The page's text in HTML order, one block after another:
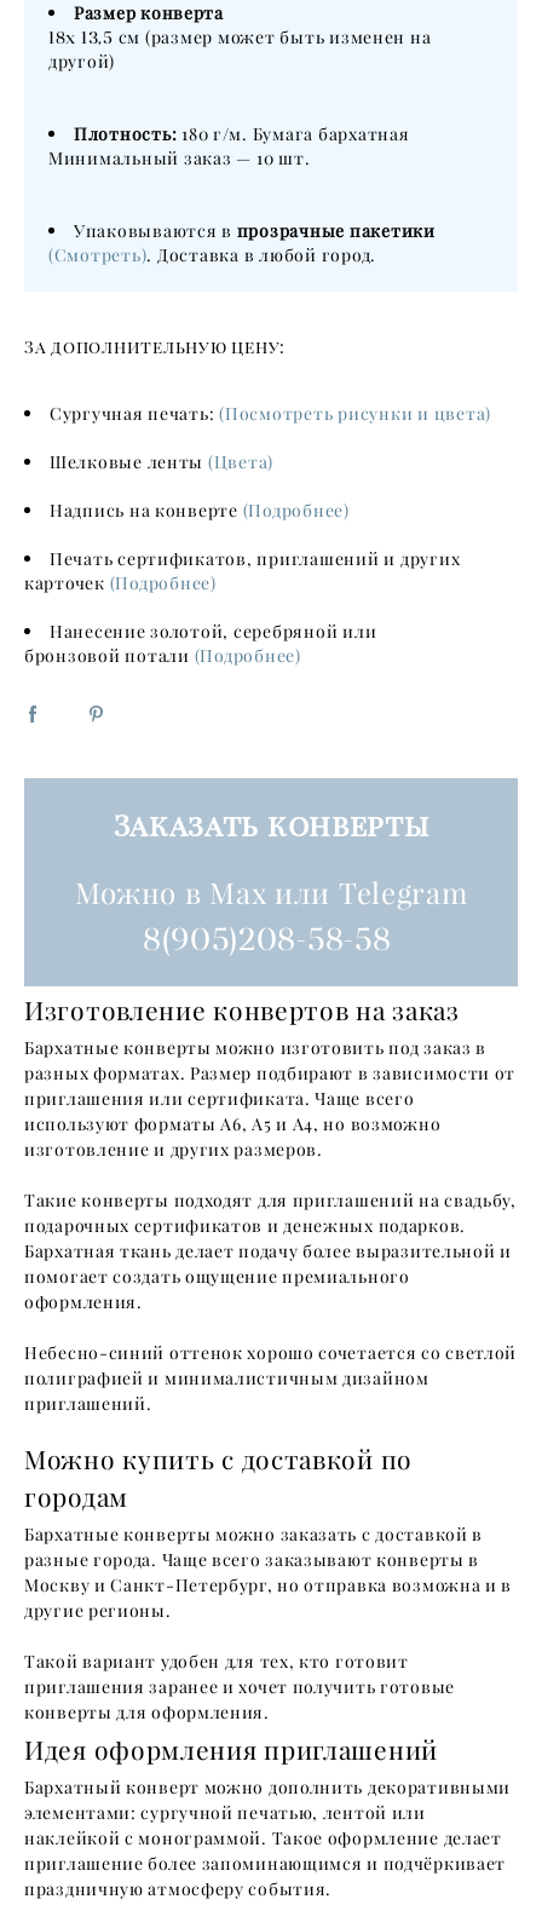
Размер конверта
18х 13,5 см (размер может быть изменен на
другой)
Плотность: 180 г/м. Бумага бархатная
Минимальный заказ — 10 шт.
Упаковываются в прозрачные пакетики
(Смотреть). Доставка в любой город.
За дополнительную цену:
Сургучная печать:(Посмотреть рисунки и цвета)
Шелковые ленты (Цвета)
Надпись на конверте (Подробнее)
Печать сертификатов, приглашений и других
карточек (Подробнее)
Нанесение золотой, серебряной или
бронзовой потали (Подробнее)
Заказать конверты
Можно в Max или Telegram
8(905)208-58-58
Изготовление конвертов на заказ
Бархатные конверты можно изготовить под заказ в
разных форматах. Размер подбирают в зависимости от
приглашения или сертификата. Чаще всего
используют форматы A6, A5 и A4, но возможно
изготовление и других размеров.
Такие конверты подходят для приглашений на свадьбу,
подарочных сертификатов и денежных подарков.
Бархатная ткань делает подачу более выразительной и
помогает создать ощущение премиального
оформления.
Небесно-синий оттенок хорошо сочетается со светлой
полиграфией и минималистичным дизайном
приглашений.
Можно купить с доставкой по
городам
Бархатные конверты можно заказать с доставкой в
разные города. Чаще всего заказывают конверты в
Москву и Санкт-Петербург, но отправка возможна и в
другие регионы.
Такой вариант удобен для тех, кто готовит
приглашения заранее и хочет получить готовые
конверты для оформления.
Идея оформления приглашений
Бархатный конверт можно дополнить декоративными
элементами: сургучной печатью, лентой или
наклейкой с монограммой. Такое оформление делает
приглашение более запоминающимся и подчёркивает
праздничную атмосферу события.